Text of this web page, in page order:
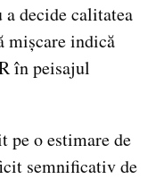
decide calitatea
mișcare indică
în peisajul
pe o estimare de
semnificativ de